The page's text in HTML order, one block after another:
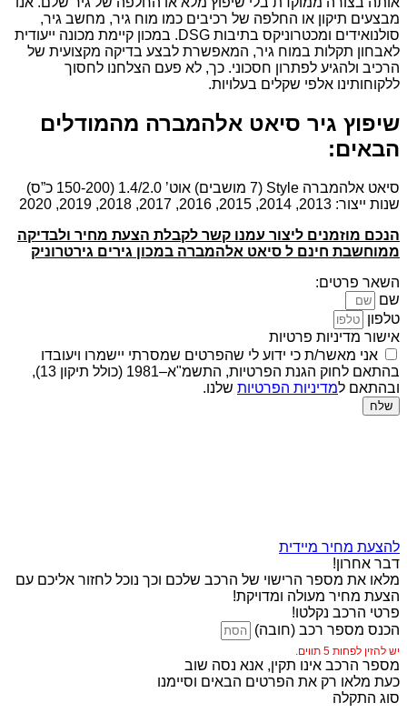
מבצעים תיקון או החלפה של רכיבים כמו מוח גיר, מחשב גיר,
סולנואידים ומכטרוניקס בתיבות DSG. במכון קיימת מכונה ייעודית
לאבחון תקלות במוח גיר, המאפשרת לבצע בדיקה מקצועית של
הרכיב ולהגיע לפתרון חסכוני. כך, לא פעם הצלחנו לחסוך
ללקוחותינו אלפי שקלים בעלויות.
שיפוץ גיר סיאט אלהמברה מהמודלים
הבאים:
סיאט אלהמברה Style (7 מושבים) אוט’ 1.4/2.0 (150-200 כ”ס)
שנות ייצור: 2013, 2014, 2015, 2016, 2017, 2018, 2019, 2020
הנכם מוזמנים ליצור עמנו קשר לקבלת הצעת מחיר ולבדיקה
ממוחשבת חינם ל סיאט אלהמברה במכון גירים גירטרוניק
השאר פרטים:
שם
טלפון
אישור מדיניות פרטיות
אני מאשר/ת כי ידוע לי שהפרטים שמסרתי יישמרו ויעובדו
בהתאם לחוק הגנת הפרטיות, התשמ"א–1981 (כולל תיקון 13),
ובהתאם למדיניות הפרטיות שלנו.
שלח
להצעת מחיר מיידית
דבר אחרון!
מלאו את מספר הרישוי של הרכב שלכם וכך נוכל לחזור אליכם עם
הצעת מחיר מעולה ומדויקת!
פרטי הרכב נקלטו!
הכנס מספר רכב (חובה)
יש להזין לפחות 5 תווים.
מספר הרכב אינו תקין, אנא נסה שוב
כעת מלאו רק את הפרטים הבאים וסיימנו
סוג התקלה